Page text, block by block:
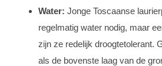
Water: Jonge Toscaanse
regelmatig water nodig, maar
zijn ze redelijk droogtetolerant.
als de bovenste laag van de